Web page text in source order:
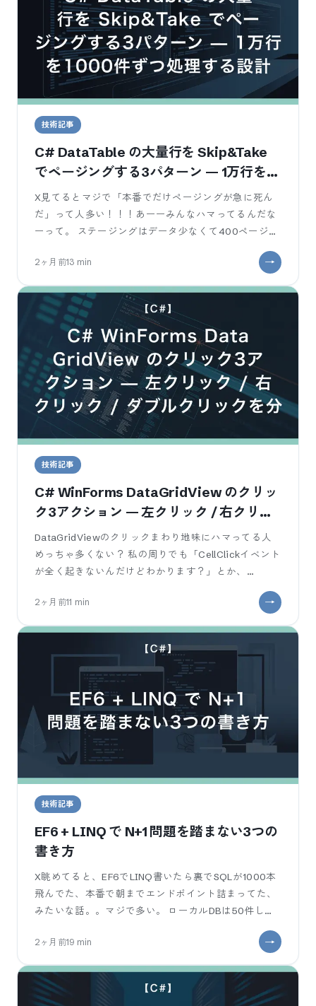
技術記事
C# DataTable の大量行を Skip&Take
でページングする3パターン — 1万行を
1000件ずつ処理する設計
X見てるとマジで「本番でだけページングが急に死ん
だ」って人多い！！！あーーみんなハマってるんだな
ーって。 ステージングはデータ少なくて400ページま
2ヶ月前13 min
技術記事
C# WinForms DataGridView のクリッ
ク3アクション — 左クリック / 右クリッ
ク / ダブルクリックを分ける実装
DataGridViewのクリックまわり地味にハマってる人
めっちゃ多くない？ 私の周りでも「CellClickイベント
が全く起きないんだけどわかります？」とか、
2ヶ月前11 min
技術記事
EF6 + LINQ で N+1 問題を踏まない3つの
書き方
X眺めてると、EF6でLINQ書いたら裏でSQLが1000本
飛んでた、本番で朝までエンドポイント詰まってた、
みたいな話。。マジで多い。 ローカルDBは50件しか
2ヶ月前19 min